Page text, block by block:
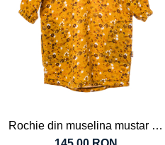
Rochie din muselina mustar cu
floricele, pentru fete